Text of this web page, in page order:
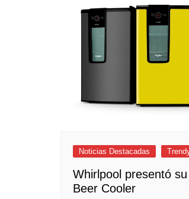
Tecnología y Gadgets
Empresas y Negocios
LifeStyle
Noticias Destacadas
Whirlpool presentó
Beer Cooler